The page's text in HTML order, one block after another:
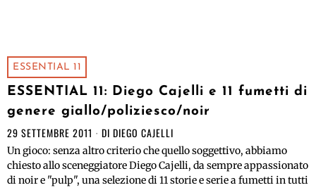
ESSENTIAL 11
ESSENTIAL 11: Diego Cajelli e 11 fumetti di
genere giallo/poliziesco/noir
29 SETTEMBRE 2011 DI DIEGO CAJELLI
Un gioco: senza altro criterio che quello soggettivo, abbiamo
chiesto allo sceneggiatore Diego Cajelli, da sempre appassionato
di noir e "pulp", una selezione di 11 storie e serie a fumetti in tutti